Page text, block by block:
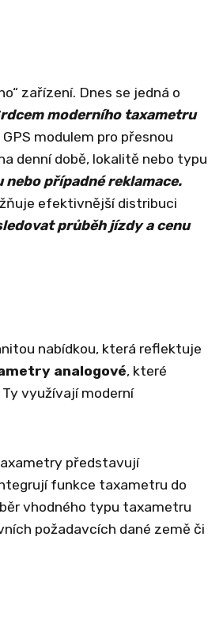
zařízení. Dnes se jedná o
moderního taxametru
modulem pro přesnou
denní době, lokalitě nebo typu
případné reklamace.
efektivnější distribuci
průběh jízdy a cenu
nabídkou, která reflektuje
analogové, které
Ty využívají moderní
představují
funkce taxametru do
vhodného typu taxametru
požadavcích dané země či